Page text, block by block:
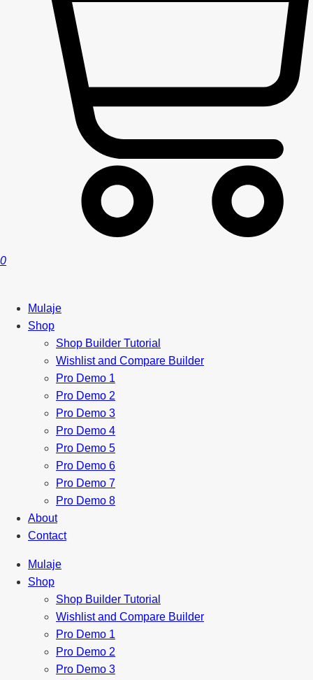
0
Mulaje
Shop
Shop Builder Tutorial
Wishlist and Compare Builder
Pro Demo 1
Pro Demo 2
Pro Demo 3
Pro Demo 4
Pro Demo 5
Pro Demo 6
Pro Demo 7
Pro Demo 8
About
Contact
Mulaje
Shop
Shop Builder Tutorial
Wishlist and Compare Builder
Pro Demo 1
Pro Demo 2
Pro Demo 3